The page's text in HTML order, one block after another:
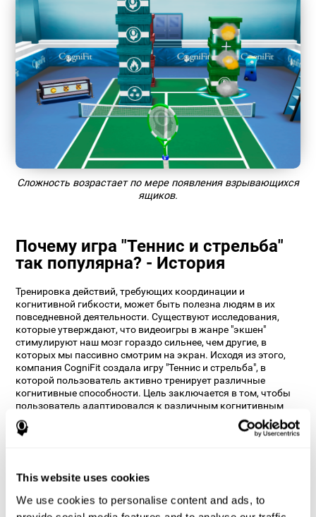
This website uses cookies
We use cookies to personalise content and ads, to
Сложность возрастает по мере появления взрывающихся
ящиков.
Почему игра "Теннис и стрельба"
так популярна? - История
Тренировка действий, требующих координации и
когнитивной гибкости, может быть полезна людям в их
повседневной деятельности. Существуют исследования,
которые утверждают, что видеоигры в жанре "экшен"
стимулируют наш мозг гораздо сильнее, чем другие, в
которых мы пассивно смотрим на экран. Исходя из этого,
компания CogniFit создала игру "Теннис и стрельба", в
которой пользователь активно тренирует различные
когнитивные способности. Цель заключается в том, чтобы
пользователь адаптировался к различным когнитивным
требованиям.
Как с помощью умной игры
улучшить свои когнитивные
способности?